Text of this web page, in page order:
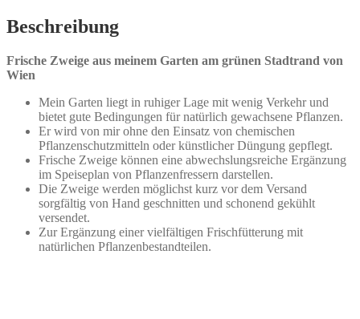
Beschreibung
Frische Zweige aus meinem Garten am grünen Stadtrand von
Wien
Mein Garten liegt in ruhiger Lage mit wenig Verkehr und
bietet gute Bedingungen für natürlich gewachsene Pflanzen.
Er wird von mir ohne den Einsatz von chemischen
Pflanzenschutzmitteln oder künstlicher Düngung gepflegt.
Frische Zweige können eine abwechslungsreiche Ergänzung
im Speiseplan von Pflanzenfressern darstellen.
Die Zweige werden möglichst kurz vor dem Versand
sorgfältig von Hand geschnitten und schonend gekühlt
versendet.
Zur Ergänzung einer vielfältigen Frischfütterung mit
natürlichen Pflanzenbestandteilen.